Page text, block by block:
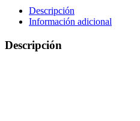
Descripción
Información adicional
Descripción